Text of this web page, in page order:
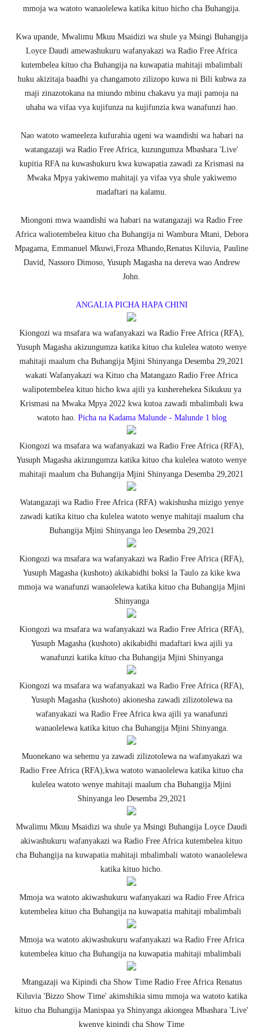
mmoja wa watoto wanaolelewa katika kituo hicho cha Buhangija.
Kwa upande, Mwalimu Mkuu Msaidizi wa shule ya Msingi Buhangija
Loyce Daudi amewashukuru wafanyakazi wa Radio Free Africa
kutembelea kituo cha Buhangija na kuwapatia mahitaji mbalimbali
huku akizitaja baadhi ya changamoto zilizopo kuwa ni Bili kubwa za
maji zinazotokana na miundo mbinu chakavu ya maji pamoja na
uhaba wa vifaa vya kujifunza na kujifunzia kwa wanafunzi hao.
Nao watoto wameeleza kufurahia ugeni wa waandishi wa habari na
watangazaji wa Radio Free Africa, kuzungumza Mbashara 'Live'
kupitia RFA na kuwashukuru kwa kuwapatia zawadi za Krismasi na
Mwaka Mpya yakiwemo mahitaji ya vifaa vya shule yakiwemo
madaftari na kalamu.
Miongoni mwa waandishi wa habari na watangazaji wa Radio Free
Africa waliotembelea kituo cha Buhangija ni Wambura Mtani, Debora
Mpagama, Emmanuel Mkuwi,Froza Mhando,Renatus Kiluvia, Pauline
David, Nassoro Dimoso, Yusuph Magasha na dereva wao Andrew
John.
ANGALIA PICHA HAPA CHINI
Kiongozi wa msafara wa wafanyakazi wa Radio Free Africa (RFA),
Yusuph Magasha akizungumza katika kituo cha kulelea watoto wenye
mahitaji maalum cha Buhangija Mjini Shinyanga Desemba 29,2021
wakati Wafanyakazi wa Kituo cha Matangazo Radio Free Africa
walipotembelea kituo hicho kwa ajili ya kusherehekea Sikukuu ya
Krismasi na Mwaka Mpya 2022 kwa kutoa zawadi mbalimbali kwa
watoto hao. Picha na Kadama Malunde - Malunde 1 blog
Kiongozi wa msafara wa wafanyakazi wa Radio Free Africa (RFA),
Yusuph Magasha akizungumza katika kituo cha kulelea watoto wenye
mahitaji maalum cha Buhangija Mjini Shinyanga Desemba 29,2021
Watangazaji wa Radio Free Africa (RFA) wakishusha mizigo yenye
zawadi katika kituo cha kulelea watoto wenye mahitaji maalum cha
Buhangija Mjini Shinyanga leo Desemba 29,2021
Kiongozi wa msafara wa wafanyakazi wa Radio Free Africa (RFA),
Yusuph Magasha (kushoto) akikabidhi boksi la Taulo za kike kwa
mmoja wa wanafunzi wanaolelewa katika kituo cha Buhangija Mjini
Shinyanga
Kiongozi wa msafara wa wafanyakazi wa Radio Free Africa (RFA),
Yusuph Magasha (kushoto) akikabidhi madaftari kwa ajili ya
wanafunzi katika kituo cha Buhangija Mjini Shinyanga
Kiongozi wa msafara wa wafanyakazi wa Radio Free Africa (RFA),
Yusuph Magasha (kushoto) akionesha zawadi zilizotolewa na
wafanyakazi wa Radio Free Africa kwa ajili ya wanafunzi
wanaolelewa katika kituo cha Buhangija Mjini Shinyanga.
Muonekano wa sehemu ya zawadi zilizotolewa na wafanyakazi wa
Radio Free Africa (RFA),kwa watoto wanaolelewa katika kituo cha
kulelea watoto wenye mahitaji maalum cha Buhangija Mjini
Shinyanga leo Desemba 29,2021
Mwalimu Mkuu Msaidizi wa shule ya Msingi Buhangija Loyce Daudi
akiwashukuru wafanyakazi wa Radio Free Africa kutembelea kituo
cha Buhangija na kuwapatia mahitaji mbalimbali watoto wanaolelewa
katika kituo hicho.
Mmoja wa watoto akiwashukuru wafanyakazi wa Radio Free Africa
kutembelea kituo cha Buhangija na kuwapatia mahitaji mbalimbali
Mmoja wa watoto akiwashukuru wafanyakazi wa Radio Free Africa
kutembelea kituo cha Buhangija na kuwapatia mahitaji mbalimbali
Mtangazaji wa Kipindi cha Show Time Radio Free Africa Renatus
Kiluvia 'Bizzo Show Time' akimshikia simu mmoja wa watoto katika
kituo cha Buhangija Manispaa ya Shinyanga akiongea Mbashara 'Live'
kwenye kipindi cha Show Time